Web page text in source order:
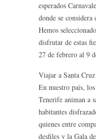
esperados
donde se
Hemos
disfrutar de estas
27 de febrero al 9
Viajar a Santa
En nuestro país,
Tenerife animan a
habitantes
quienes entre
desfiles y la Gala